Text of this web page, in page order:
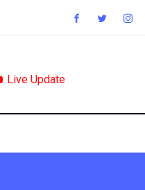
Live Update